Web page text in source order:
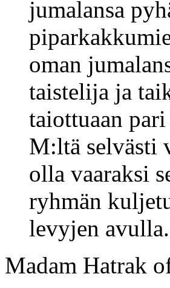
jumalansa
oman
taistelija ja
taiottuaan
M:ltä selvästi
olla vaaraksi
ryhmän
levyjen
Madam Hatrak